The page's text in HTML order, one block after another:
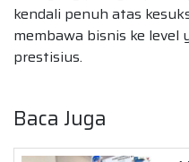
kendali penuh atas
membawa bisnis ke
prestisius.
Baca Juga